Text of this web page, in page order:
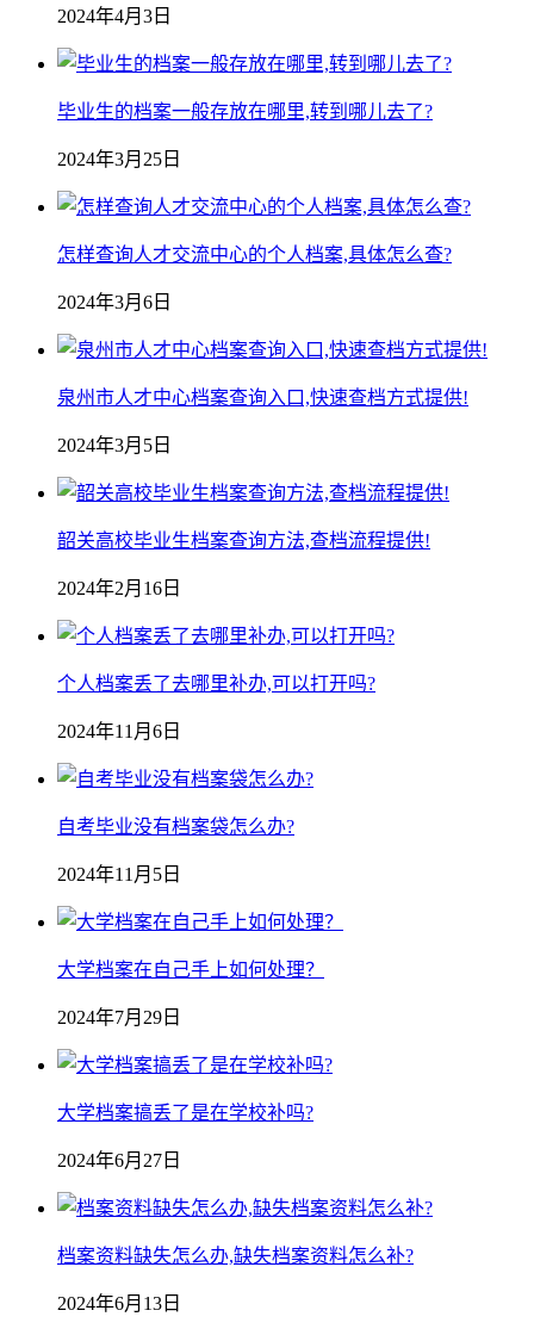
2024年4月3日
毕业生的档案一般存放在哪里,转到哪儿去了?
2024年3月25日
怎样查询人才交流中心的个人档案,具体怎么查?
2024年3月6日
泉州市人才中心档案查询入口,快速查档方式提供!
2024年3月5日
韶关高校毕业生档案查询方法,查档流程提供!
2024年2月16日
个人档案丢了去哪里补办,可以打开吗?
2024年11月6日
自考毕业没有档案袋怎么办?
2024年11月5日
大学档案在自己手上如何处理？
2024年7月29日
大学档案搞丢了是在学校补吗?
2024年6月27日
档案资料缺失怎么办,缺失档案资料怎么补?
2024年6月13日